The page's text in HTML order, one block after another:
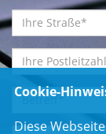
Cookie-
Diese